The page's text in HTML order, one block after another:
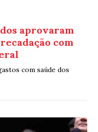
aprovaram
com
com saúde dos